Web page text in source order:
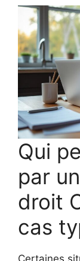
Qui
par
droit
cas